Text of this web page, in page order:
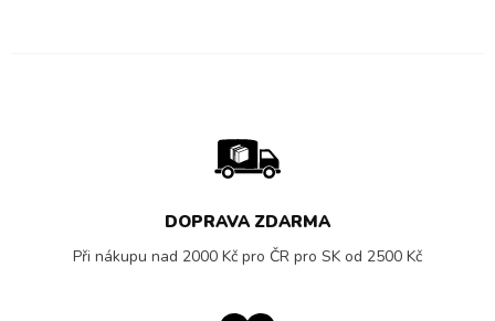
DOPRAVA ZDARMA
Při nákupu nad 2000 Kč pro ČR pro SK od 2500 Kč